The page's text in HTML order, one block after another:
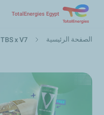
TotalEnergies Egypt
مسار
الصفحة الرئيسية TBS x V7